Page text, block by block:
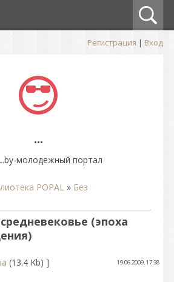
Регистрация | Вход
...
молодежный портал
POPAL » Без
(эпоха
(13.4 Kb) ] 19.06.2009, 17:38